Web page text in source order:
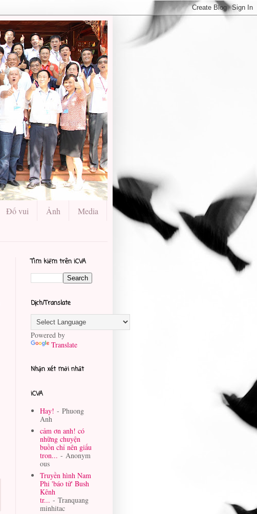
Đố vui Ảnh
Media
Tìm kiếm trên iCVA
Dịch/Translate
Powered by
Translate
Nhận xét mới nhất
iCVA
Hay! - Phuong
Anh
cảm ơn anh! có
những chuyện
buồn chỉ nên giấu
tron... - Anonym
ous
Truyền hình Nam
Phi 'báo tử' Bush
Kênh
tr... - Tranquang
minhitac